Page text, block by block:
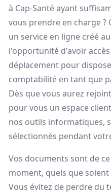
à Cap-Santé ayant
vous prendre en charge ?
un service en ligne créé
l'opportunité d'avoir
déplacement pour
comptabilité en tant que
Dès que vous aurez
pour vous un espace
nos outils informatiques,
sélectionnés pendant
Vos documents sont de
moment, quels que
Vous évitez de perdre du